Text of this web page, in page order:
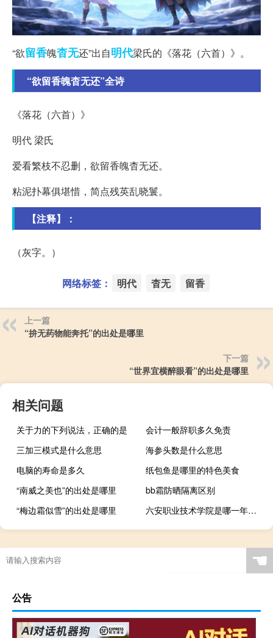
“欲留香魄杳无还”出自明代梁氏的《落花（六首）》。
“欲留香魄杳无还”全诗
《落花（六首）》
明代 梁氏
爱看繁枝不忍删，欲留香魄杳无还。
粘泥扑幕俱堪惜，简点残英乱晓鬟。
【注释】：
（灰字。）
网络标签： 明代 杳无 留香
上一篇
“拚无药物能奔托”的出处是哪里
下一篇
“世界宜横醉眼看”的出处是哪里
相关问题
关于力的下列说法，正确的是
会计一般辞职多久免责
三加三模式是什么意思
海参头数是什么意思
电脑的寿命是多久
纸包鱼是哪里的特色美食
“南威之美也”的出处是哪里
bb霜防晒隔离区别
“梅边霜似雪”的出处是哪里
六安职业技术学院是哪一年创办的
☚
公告